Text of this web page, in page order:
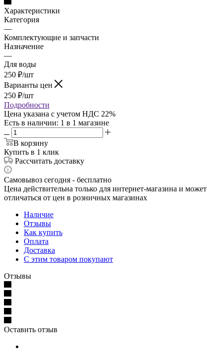
Характеристики
Категория
—
Комплектующие и запчасти
Назначение
—
Для воды
250 ₽/шт
Варианты цен
250 ₽/шт
Подробности
Цена указана с учетом НДС 22%
Есть в наличии: 1 в 1 магазине
В корзину
Купить в 1 клик
Рассчитать доставку
Самовывоз сегодня - бесплатно
Цена действительна только для интернет-магазина и может
отличаться от цен в розничных магазинах
Наличие
Отзывы
Как купить
Оплата
Доставка
С этим товаром покупают
Отзывы
Оставить отзыв